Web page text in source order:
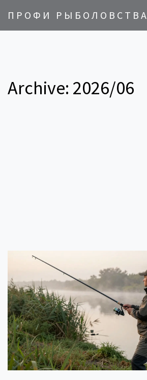
ПРОФИ РЫБОЛОВСТВА
Archive: 2026/06